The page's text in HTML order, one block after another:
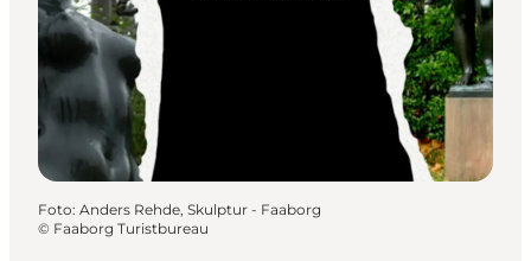
Øhop
Outdoor
Det sker
Foto: Anders Rehde, Skulptur - Faaborg
© Faaborg Turistbureau